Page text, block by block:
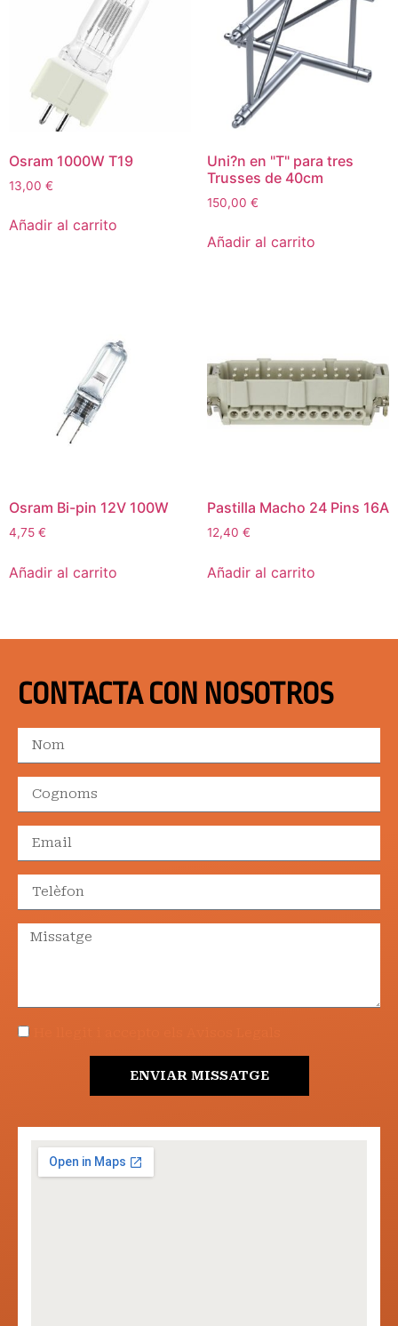
Osram 1000W T19
13,00 €
Añadir al carrito
Uni?n en "T" para tres
Trusses de 40cm
150,00 €
Añadir al carrito
Osram Bi-pin 12V 100W
4,75 €
Añadir al carrito
Pastilla Macho 24 Pins 16A
12,40 €
Añadir al carrito
CONTACTA CON NOSOTROS
ENVIAR MISSATGE